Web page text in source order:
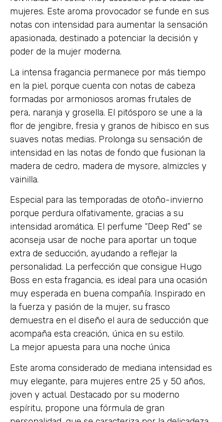
mujeres. Este aroma provocador se funde en sus
notas con intensidad para aumentar la sensación
apasionada, destinado a potenciar la decisión y
poder de la mujer moderna.
La intensa fragancia permanece por más tiempo
en la piel, porque cuenta con notas de cabeza
formadas por armoniosos aromas frutales de
pera, naranja y grosella. El pitósporo se une a la
flor de jengibre, fresia y granos de hibisco en sus
suaves notas medias. Prolonga su sensación de
intensidad en las notas de fondo que fusionan la
madera de cedro, madera de mysore, almizcles y
vainilla.
Especial para las temporadas de otoño-invierno
porque perdura olfativamente, gracias a su
intensidad aromática. El perfume “Deep Red” se
aconseja usar de noche para aportar un toque
extra de seducción, ayudando a reflejar la
personalidad. La perfección que consigue Hugo
Boss en esta fragancia, es ideal para una ocasión
muy esperada en buena compañía. Inspirado en
la fuerza y pasión de la mujer, su frasco
demuestra en el diseño el aura de seducción que
acompaña esta creación, única en su estilo.
La mejor apuesta para una noche única
Este aroma considerado de mediana intensidad es
muy elegante, para mujeres entre 25 y 50 años,
joven y actual. Destacado por su moderno
espíritu, propone una fórmula de gran